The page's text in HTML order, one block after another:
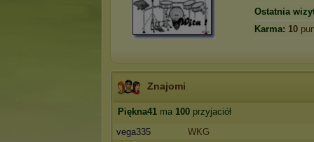
Ostatnia
Karma: 10
Znajomi
Piękna41 ma 100 przyjaciół
vega335
WKG